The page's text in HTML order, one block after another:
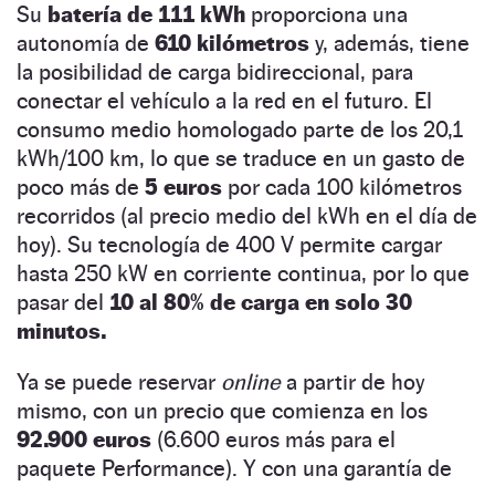
Su batería de 111 kWh proporciona una
autonomía de 610 kilómetros y, además, tiene
la posibilidad de carga bidireccional, para
conectar el vehículo a la red en el futuro. El
consumo medio homologado parte de los 20,1
kWh/100 km, lo que se traduce en un gasto de
poco más de 5 euros por cada 100 kilómetros
recorridos (al precio medio del kWh en el día de
hoy). Su tecnología de 400 V permite cargar
hasta 250 kW en corriente continua, por lo que
pasar del 10 al 80% de carga en solo 30
minutos.
Ya se puede reservar onlinea partir de hoy
mismo, con un precio que comienza en los
92.900 euros (6.600 euros más para el
paquete Performance). Y con una garantía de